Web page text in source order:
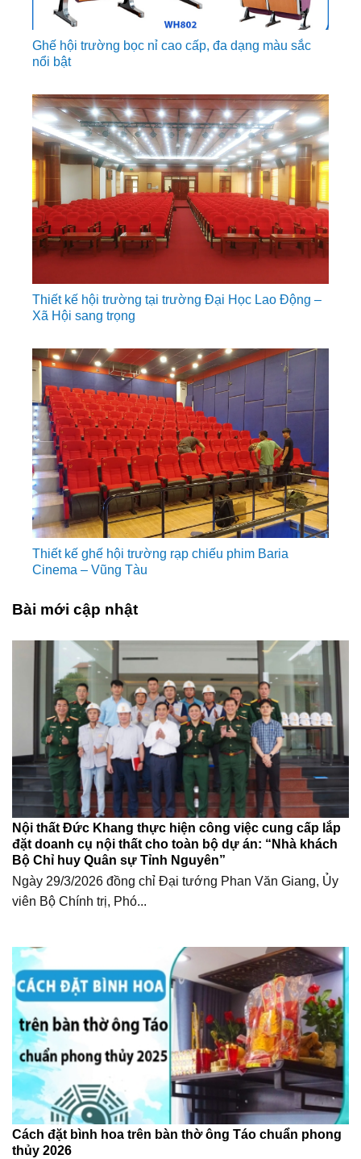
Ghế hội trường bọc nỉ cao cấp, đa dạng màu sắc
nổi bật
Thiết kế hội trường tại trường Đại Học Lao Động –
Xã Hội sang trọng
Thiết kế ghế hội trường rạp chiếu phim Baria
Cinema – Vũng Tàu
Bài mới cập nhật
Nội thất Đức Khang thực hiện công việc cung cấp lắp
đặt doanh cụ nội thất cho toàn bộ dự án: “Nhà khách
Bộ Chỉ huy Quân sự Tỉnh Nguyên”
Ngày 29/3/2026 đồng chỉ Đại tướng Phan Văn Giang, Ủy
viên Bộ Chính trị, Phó...
Cách đặt bình hoa trên bàn thờ ông Táo chuẩn phong
thủy 2026